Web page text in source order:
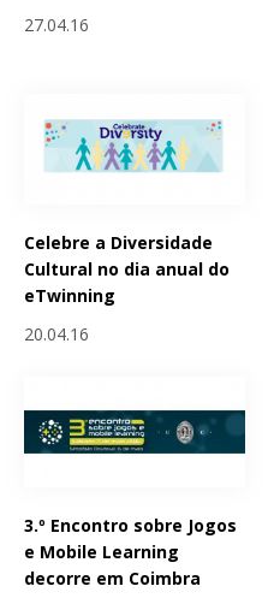
27.04.16
Celebre a Diversidade
Cultural no dia anual do
eTwinning
20.04.16
3.º Encontro sobre Jogos
e Mobile Learning
decorre em Coimbra